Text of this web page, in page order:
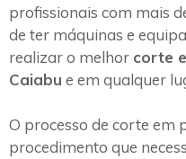
profissionais com mais
de ter máquinas e
realizar o melhor corte
Caiabu e em qualquer
O processo de corte em
procedimento que